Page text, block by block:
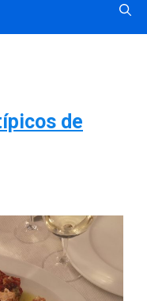
de